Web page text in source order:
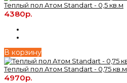
Теплый пол Атом Standart - 0,5 кв.м
4380р.
В корзину
Теплый пол Атом Standart - 0,75 кв.м
4970р.